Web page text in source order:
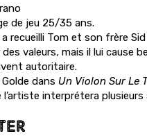
de jeu 25/35 ans.
recueilli Tom et son frère
des valeurs, mais il lui cause
autoritaire.
dans Un Violon Sur Le
interprétera